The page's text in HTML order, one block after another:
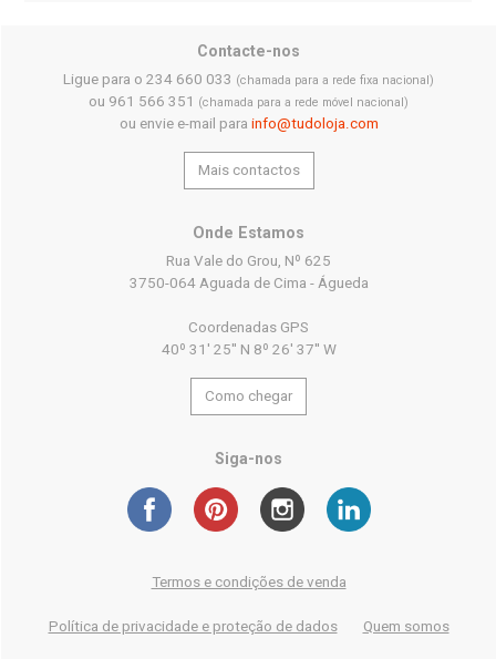
Contacte-nos
Ligue para o 234 660 033 (chamada para a rede fixa nacional)
ou 961 566 351 (chamada para a rede móvel nacional)
ou envie e-mail para info@tudoloja.com
Mais contactos
Onde Estamos
Rua Vale do Grou, Nº 625
3750-064 Aguada de Cima - Águeda
Coordenadas GPS
40º 31' 25'' N 8º 26' 37'' W
Como chegar
Siga-nos
Termos e condições de venda
Política de privacidade e proteção de dados Quem somos